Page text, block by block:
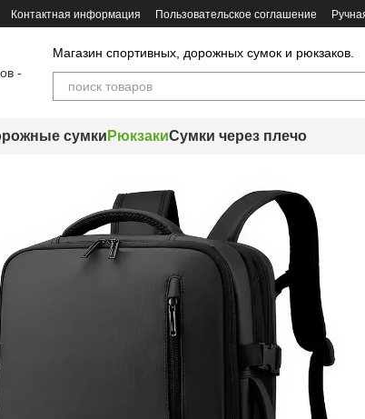
Контактная информация Пользовательское соглашение
Магазин спортивных, дорожных сумок и рюкзаков.
сумки РюкзакиСумки через плечо